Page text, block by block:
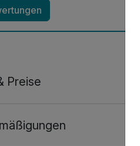
Preise